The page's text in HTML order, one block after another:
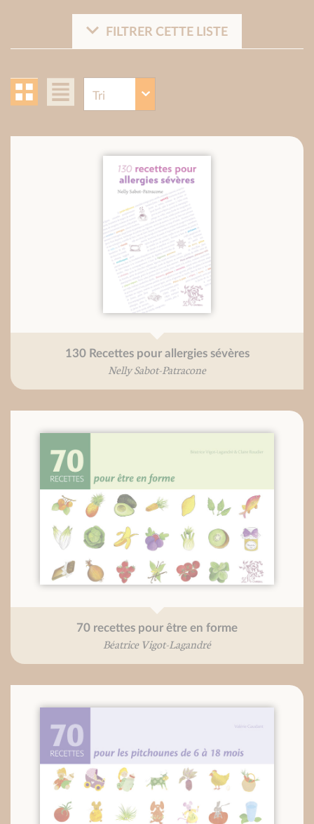
FILTRER CETTE LISTE
130 Recettes pour allergies sévères
Nelly Sabot-Patracone
70 recettes pour être en forme
Béatrice Vigot-Lagandré